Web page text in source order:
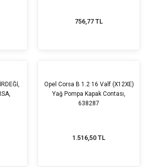
756,77 TL
Opel Corsa B 1.2 16 Valf (X12XE)
Yağ Pompa Kapak Contası,
638287
1.516,50 TL